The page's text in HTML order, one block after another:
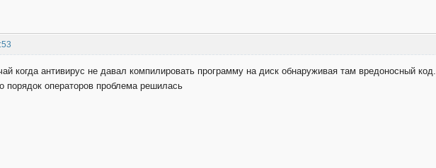
когда антивирус не давал компилировать программу на диск обнаруживая там вредоносный код.
порядок операторов проблема решилась